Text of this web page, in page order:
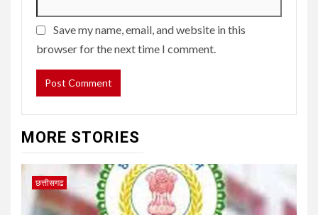
Save my name, email, and website in this
browser for the next time I comment.
MORE STORIES
छत्तीसगढ